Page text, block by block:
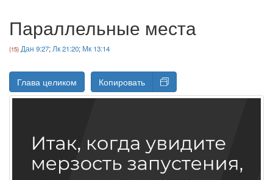
Параллельные места
Дан 9:27; Лк 21:20; Мк 13:14
Глава целиком Копировать